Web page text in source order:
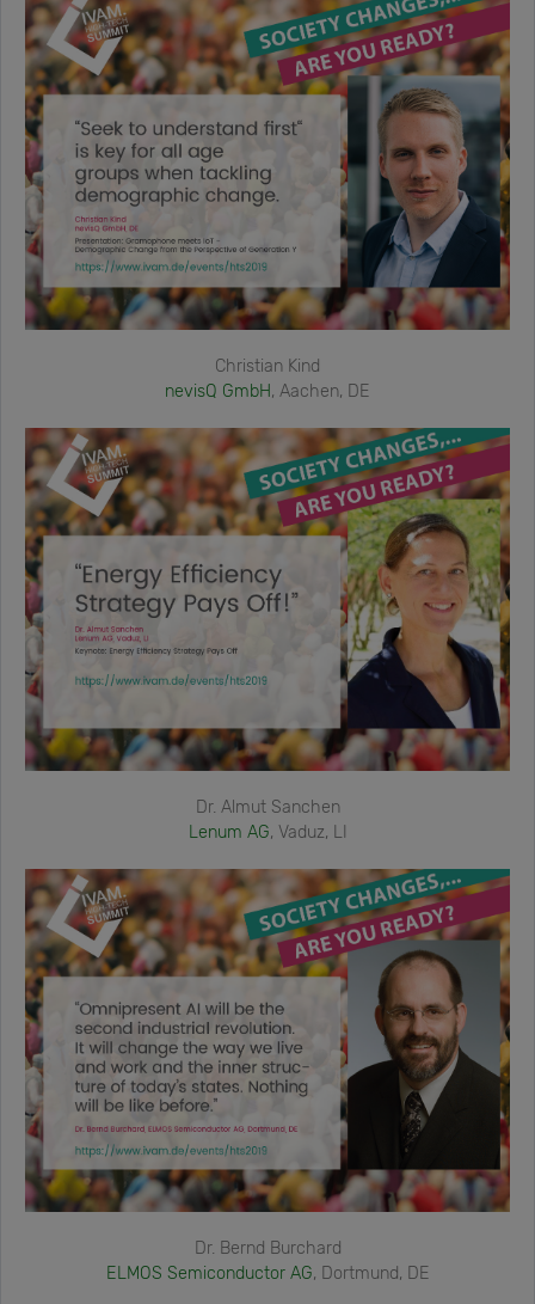
Christian Kind
nevisQ GmbH, Aachen, DE
Dr. Almut Sanchen
Lenum AG, Vaduz, LI
Dr. Bernd Burchard
ELMOS Semiconductor AG, Dortmund, DE